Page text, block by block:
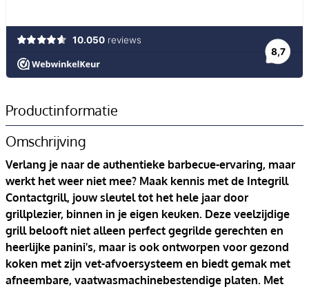
Productinformatie
Omschrijving
Verlang je naar de authentieke barbecue-ervaring, maar
werkt het weer niet mee? Maak kennis met de Integrill
Contactgrill, jouw sleutel tot het hele jaar door
grillplezier, binnen in je eigen keuken. Deze veelzijdige
grill belooft niet alleen perfect gegrilde gerechten en
heerlijke panini's, maar is ook ontworpen voor gezond
koken met zijn vet-afvoersysteem en biedt gemak met
afneembare, vaatwasmachinebestendige platen. Met